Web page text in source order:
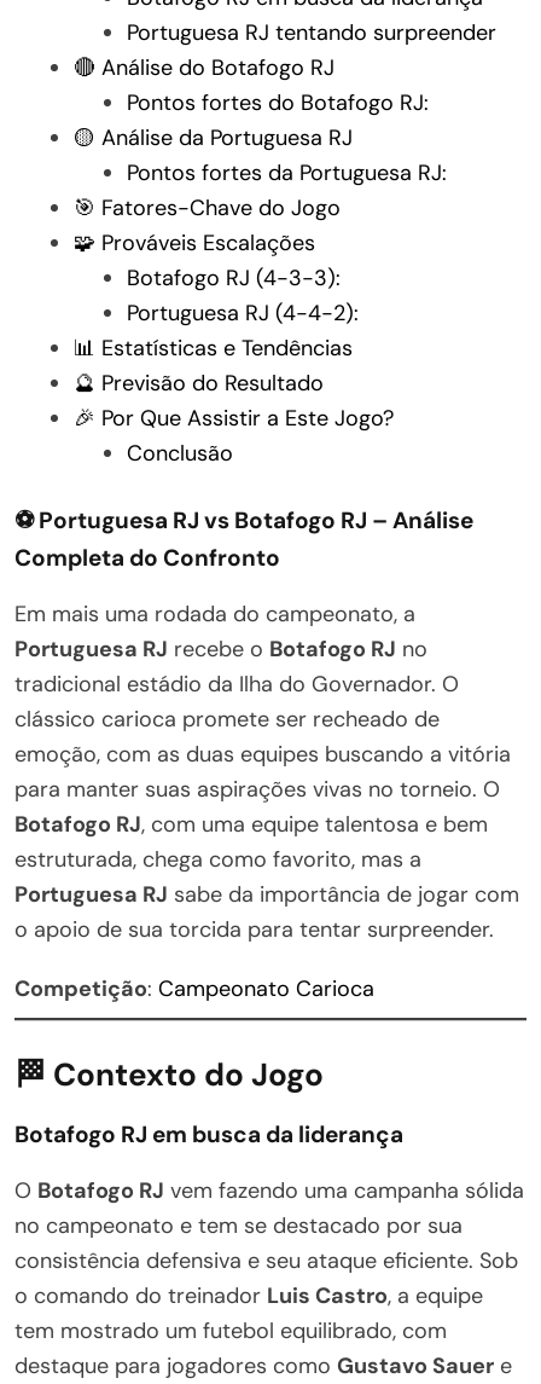
Portuguesa RJ tentando surpreender
🔴 Análise do Botafogo RJ
Pontos fortes do Botafogo RJ:
🟡 Análise da Portuguesa RJ
Pontos fortes da Portuguesa RJ:
🎯 Fatores-Chave do Jogo
🧩 Prováveis Escalações
Botafogo RJ (4-3-3):
Portuguesa RJ (4-4-2):
📊 Estatísticas e Tendências
🔮 Previsão do Resultado
🎉 Por Que Assistir a Este Jogo?
Conclusão
⚽ Portuguesa RJ vs Botafogo RJ – Análise
Completa do Confronto
Em mais uma rodada do campeonato, a
Portuguesa RJ recebe o Botafogo RJ no
tradicional estádio da Ilha do Governador. O
clássico carioca promete ser recheado de
emoção, com as duas equipes buscando a vitória
para manter suas aspirações vivas no torneio. O
Botafogo RJ, com uma equipe talentosa e bem
estruturada, chega como favorito, mas a
Portuguesa RJ sabe da importância de jogar com
o apoio de sua torcida para tentar surpreender.
Competição: Campeonato Carioca
🏁 Contexto do Jogo
Botafogo RJ em busca da liderança
O Botafogo RJ vem fazendo uma campanha sólida
no campeonato e tem se destacado por sua
consistência defensiva e seu ataque eficiente. Sob
o comando do treinador Luis Castro, a equipe
tem mostrado um futebol equilibrado, com
destaque para jogadores como Gustavo Sauer e